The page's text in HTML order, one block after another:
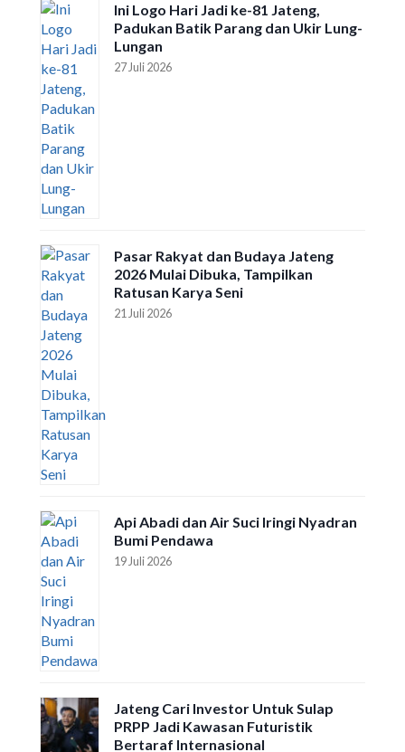
Ini Logo Hari Jadi ke-81 Jateng,
Padukan Batik Parang dan Ukir Lung-
Lungan
27 Juli 2026
Pasar Rakyat dan Budaya Jateng
2026 Mulai Dibuka, Tampilkan
Ratusan Karya Seni
21 Juli 2026
Api Abadi dan Air Suci Iringi Nyadran
Bumi Pendawa
19 Juli 2026
Jateng Cari Investor Untuk Sulap
PRPP Jadi Kawasan Futuristik
Bertaraf Internasional